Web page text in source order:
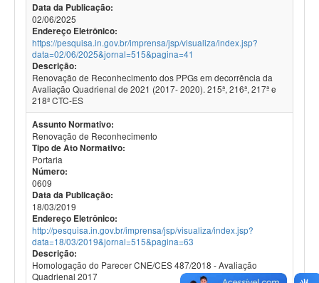
Data da Publicação:
02/06/2025
Endereço Eletrônico:
https://pesquisa.in.gov.br/imprensa/jsp/visualiza/index.jsp?
data=02/06/2025&jornal=515&pagina=41
Descrição:
Renovação de Reconhecimento dos PPGs em decorrência da
Avaliação Quadrienal de 2021 (2017- 2020). 215ª, 216ª, 217ª e
218ª CTC-ES
Assunto Normativo:
Renovação de Reconhecimento
Tipo de Ato Normativo:
Portaria
Número:
0609
Data da Publicação:
18/03/2019
Endereço Eletrônico:
http://pesquisa.in.gov.br/imprensa/jsp/visualiza/index.jsp?
data=18/03/2019&jornal=515&pagina=63
Descrição:
Homologação do Parecer CNE/CES 487/2018 - Avaliação
Quadrienal 2017